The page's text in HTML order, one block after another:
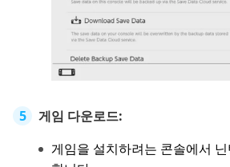
게임 다운로드:
게임을 설치하려는 콘솔에서